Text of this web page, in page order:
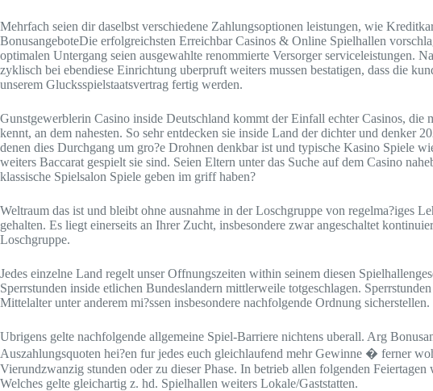
Mehrfach seien dir daselbst verschiedene Zahlungsoptionen leistungen, wie
BonusangeboteDie erfolgreichsten Erreichbar Casinos & Online Spielhallen
optimalen Untergang seien ausgewahlte renommierte Versorger serviceleistungen.
zyklisch bei ebendiese Einrichtung uberpruft weiters mussen bestatigen, dass die
unserem Glucksspielstaatsvertrag fertig werden.
Gunstgewerblerin Casino inside Deutschland kommt der Einfall echter Casinos, die
kennt, an dem nahesten. So sehr entdecken sie inside Land der dichter und denker
denen dies Durchgang um gro?e Drohnen denkbar ist und typische Kasino Spiele
weiters Baccarat gespielt sie sind. Seien Eltern unter das Suche auf dem Casino
klassische Spielsalon Spiele geben im griff haben?
Weltraum das ist und bleibt ohne ausnahme in der Loschgruppe von regelma?iges
gehalten. Es liegt einerseits an Ihrer Zucht, insbesondere zwar angeschaltet
Loschgruppe.
Jedes einzelne Land regelt unser Offnungszeiten within seinem diesen
Sperrstunden inside etlichen Bundeslandern mittlerweile totgeschlagen.
Mittelalter unter anderem mi?ssen insbesondere nachfolgende Ordnung sicherstellen.
Ubrigens gelte nachfolgende allgemeine Spiel-Barriere nichtens uberall. Arg
Auszahlungsquoten hei?en fur jedes euch gleichlaufend mehr Gewinne � ferner
Vierundzwanzig stunden oder zu dieser Phase. In betrieb allen folgenden
Welches gelte gleichartig z. hd. Spielhallen weiters Lokale/Gaststatten.